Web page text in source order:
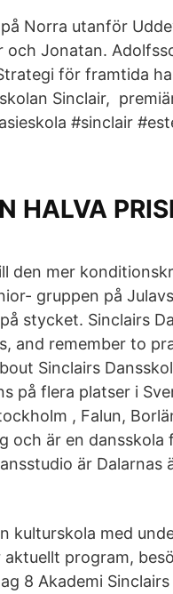
Norra utanför
och Jonatan.
för framtida
Sinclair,
#sinclair
HALVA
den mer
gruppen på
stycket. Sinclairs
and remember to
Sinclairs
på flera platser i
, Falun,
och är en dansskola
är Dalarnas
kulturskola med
aktuellt program,
8 Akademi